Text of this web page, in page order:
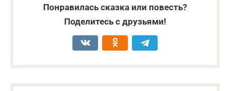
Понравилась сказка или повесть?
Поделитесь с друзьями!